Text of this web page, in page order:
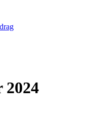
2024